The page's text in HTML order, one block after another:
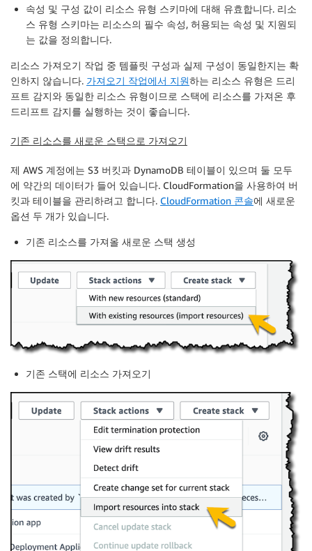
속성 및 구성 값이 리소스 유형 스키마에 대해 유효합니다. 리소
스 유형 스키마는 리소스의 필수 속성, 허용되는 속성 및 지원되
는 값을 정의합니다.
리소스 가져오기 작업 중 템플릿 구성과 실제 구성이 동일한지는 확
인하지 않습니다. 가져오기 작업에서 지원하는 리소스 유형은 드리
프트 감지와 동일한 리소스 유형이므로 스택에 리소스를 가져온 후
드리프트 감지를 실행하는 것이 좋습니다.
기존 리소스를 새로운 스택으로 가져오기
제 AWS 계정에는 S3 버킷과 DynamoDB 테이블이 있으며 둘 모두
에 약간의 데이터가 들어 있습니다. CloudFormation을 사용하여 버
킷과 테이블을 관리하려고 합니다. CloudFormation 콘솔에 새로운
옵션 두 개가 있습니다.
기존 리소스를 가져올 새로운 스택 생성
기존 스택에 리소스 가져오기